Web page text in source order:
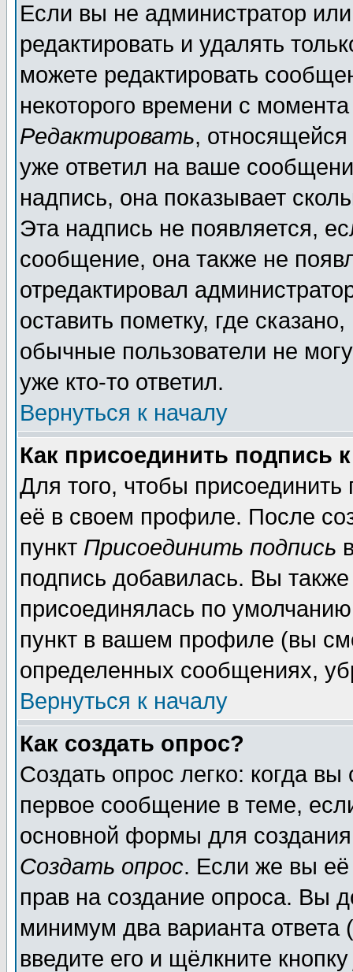
Если вы не администратор
редактировать и удалять
можете редактировать
некоторого времени с
Редактировать,
уже ответил на ваше
надпись, она показывает
Эта надпись не появляется,
сообщение, она также не
отредактировал
оставить пометку, где
обычные пользователи не
уже кто-то ответил.
Вернуться к началу
Как присоединить подпись
Для того, чтобы
её в своем профиле. После
пункт Присоединить подпись
подпись добавилась. Вы
присоединялась по
пункт в вашем профиле (вы
определенных сообщениях,
Вернуться к началу
Как создать опрос?
Создать опрос легко: когда
первое сообщение в теме,
основной формы для
Создать опрос. Если же вы её
прав на создание опроса. Вы
минимум два варианта ответа
введите его и щёлкните